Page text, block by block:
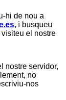
hi de nou a
, i busqueu
el nostre
nostre servidor,
no
nos